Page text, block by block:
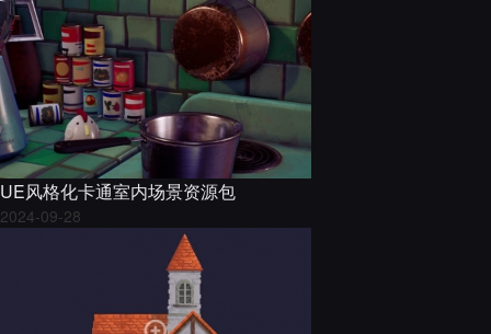
UE风格化卡通室内场景资源包
2024-09-28